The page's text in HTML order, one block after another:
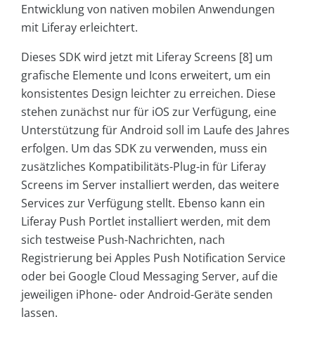
Entwicklung von nativen mobilen Anwendungen
mit Liferay erleichtert.
Dieses SDK wird jetzt mit Liferay Screens [8] um
grafische Elemente und Icons erweitert, um ein
konsistentes Design leichter zu erreichen. Diese
stehen zunächst nur für iOS zur Verfügung, eine
Unterstützung für Android soll im Laufe des Jahres
erfolgen. Um das SDK zu verwenden, muss ein
zusätzliches Kompatibilitäts-Plug-in für Liferay
Screens im Server installiert werden, das weitere
Services zur Verfügung stellt. Ebenso kann ein
Liferay Push Portlet installiert werden, mit dem
sich testweise Push-Nachrichten, nach
Registrierung bei Apples Push Notification Service
oder bei Google Cloud Messaging Server, auf die
jeweiligen iPhone- oder Android-Geräte senden
lassen.